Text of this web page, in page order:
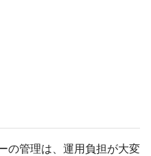
の管理は、運用負担が大変